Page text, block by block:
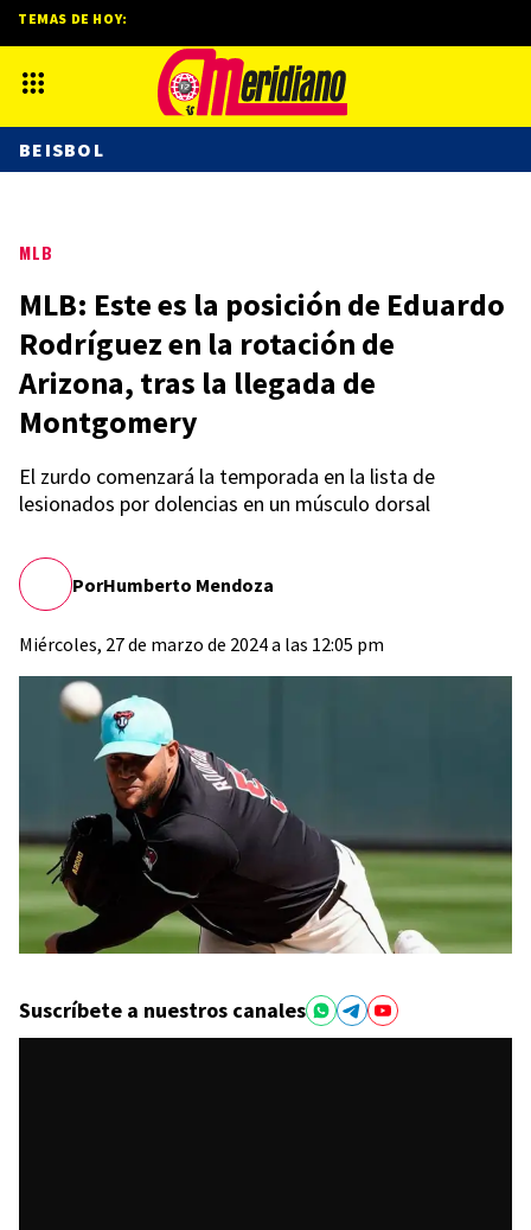
MLB
MLB: Este es la posición de Eduardo
Rodríguez en la rotación de
Arizona, tras la llegada de
Montgomery
El zurdo comenzará la temporada en la lista de
lesionados por dolencias en un músculo dorsal
PorHumberto Mendoza
Miércoles, 27 de marzo de 2024 a las 12:05 pm
Suscríbete a nuestros canales
TEMAS DE HOY:
BEISBOL